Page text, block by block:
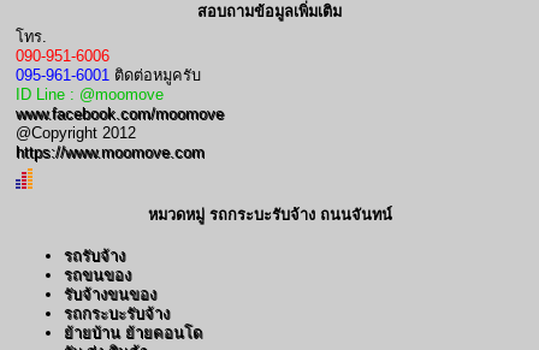
สอบถามข้อมูลเพิ่มเติม
โทร.
090-951-6006
095-961-6001 ติดต่อหมูครับ
ID Line : @moomove
www.facebook.com/moomove
@Copyright 2012
https://www.moomove.com
หมวดหมู่ รถกระบะรับจ้าง ถนนจันทน์
รถรับจ้าง
รถขนของ
รับจ้างขนของ
รถกระบะรับจ้าง
ย้ายบ้าน ย้ายคอนโด